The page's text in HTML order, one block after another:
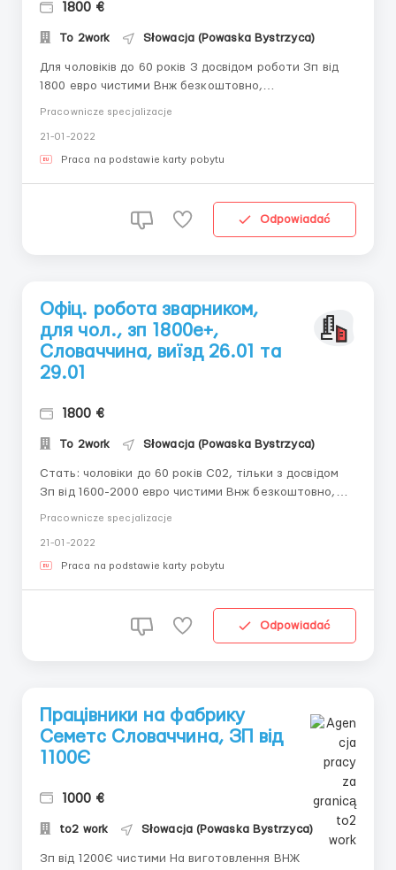
1800 €
To 2work Słowacja (Powaska Bystrzyca)
Для чоловіків до 60 років З досвідом роботи Зп від
1800 евро чистими Внж безкоштовно,
детально: від 8 до 10 евро в годину. Знаходимось у
м.Львів, вул.Городоцька, 172, офіс 313 ...
Pracownicze specjalizacje
21-01-2022
Praca na podstawie karty pobytu
Odpowiadać
Офіц. робота зварником,
для чол., зп 1800е+,
Словаччина, виїзд 26.01 та
29.01
1800 €
To 2work Słowacja (Powaska Bystrzyca)
Стать: чоловіки до 60 років С02, тільки з досвідом
Зп від 1600-2000 евро чистими Внж безкоштовно,
172, офіс 313 ...
Pracownicze specjalizacje
21-01-2022
Praca na podstawie karty pobytu
Odpowiadać
Працівники на фабрику
Семетс Словаччина, ЗП від
1100Є
1000 €
to2 work Słowacja (Powaska Bystrzyca)
Зп від 1200Є чистими На виготовлення ВНЖ